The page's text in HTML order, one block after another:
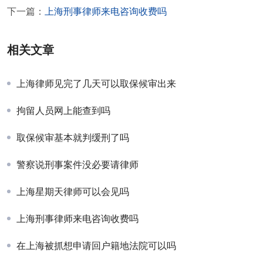
下一篇：
上海刑事律师来电咨询收费吗
相关文章
上海律师见完了几天可以取保候审出来
拘留人员网上能查到吗
取保候审基本就判缓刑了吗
警察说刑事案件没必要请律师
上海星期天律师可以会见吗
上海刑事律师来电咨询收费吗
在上海被抓想申请回户籍地法院可以吗